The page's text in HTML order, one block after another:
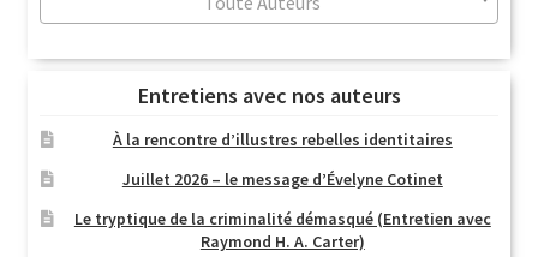
ancien
Entretiens avec nos auteurs
À la rencontre d’illustres rebelles identitaires
Juillet 2026 – le message d’Évelyne Cotinet
Le tryptique de la criminalité démasqué (Entretien avec
Raymond H. A. Carter)